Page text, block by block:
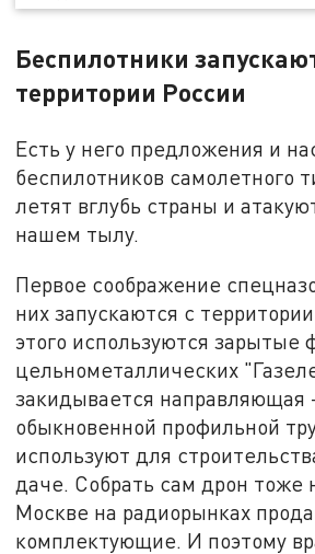
Беспилотники
территории России
Есть у него предложения и
беспилотников самолетного
летят вглубь страны и
нашем тылу.
Первое соображение
них запускаются с
этого используются зарытые
цельнометаллических
закидывается направляющая
обыкновенной профильной
используют для
даче. Собрать сам дрон тоже
Москве на радиорынках
комплектующие. И поэтому